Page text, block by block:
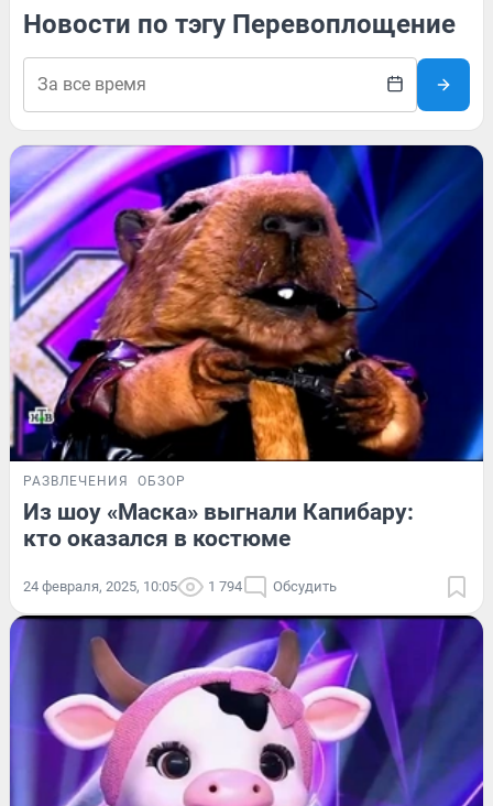
Новости по тэгу Перевоплощение
РАЗВЛЕЧЕНИЯ ОБЗОР
Из шоу «Маска» выгнали Капибару:
кто оказался в костюме
24 февраля, 2025, 10:05 1 794 Обсудить